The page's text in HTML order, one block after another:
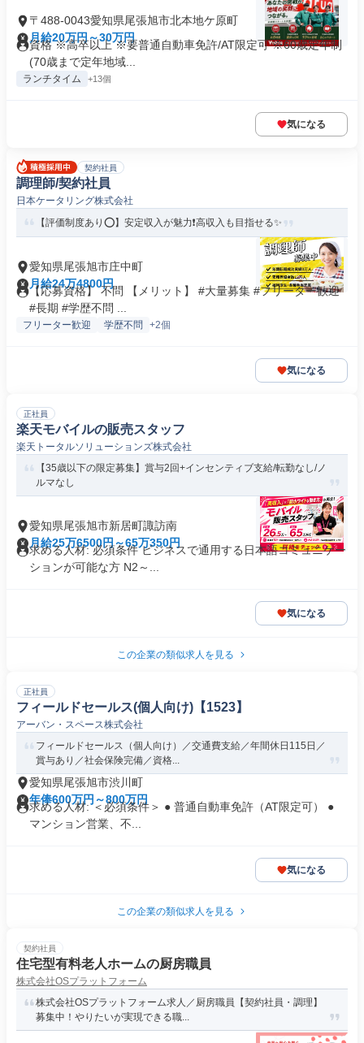
〒488-0043愛知県尾張旭市北本地ケ原町
月給20万円～30万円
資格 ※高卒以上 ※要普通自動車免許/AT限定可 ※60歳定年制
(70歳まで定年地域...
ランチタイム +13個
気になる
契約社員
調理師/契約社員
日本ケータリング株式会社
【評価制度あり⭕️】安定収入が魅力❗️高収入も目指せる✨
愛知県尾張旭市庄中町
月給24万4800円
【応募資格】 不問 【メリット】 #大量募集 #フリーター歓迎
#長期 #学歴不問 ...
フリーター歓迎 学歴不問 +2個
気になる
正社員
楽天モバイルの販売スタッフ
楽天トータルソリューションズ株式会社
【35歳以下の限定募集】賞与2回+インセンティブ支給/転勤なし/ノ
ルマなし
愛知県尾張旭市新居町諏訪南
月給25万6500円～65万350円
求める人材: 必須条件 ビジネスで通用する日本語コミュニケー
ションが可能な方 N2～...
気になる
この企業の類似求人を見る
正社員
フィールドセールス(個人向け)【1523】
アーバン・スペース株式会社
フィールドセールス（個人向け）／交通費支給／年間休日115日／
賞与あり／社会保険完備／資格...
愛知県尾張旭市渋川町
年俸600万円～800万円
求める人材: ＜必須条件＞ ● 普通自動車免許（AT限定可） ●
マンション営業、不...
気になる
この企業の類似求人を見る
契約社員
住宅型有料老人ホームの厨房職員
株式会社OSプラットフォーム
株式会社OSプラットフォーム求人／厨房職員【契約社員・調理】
募集中！やりたいが実現できる職...